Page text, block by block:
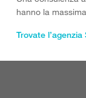
hanno la
Trovate